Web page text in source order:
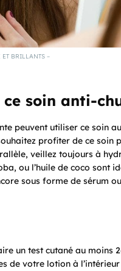
BRILLANTS –
soin anti-
peuvent utiliser ce soin
profiter de ce
veillez toujours à
ou l’huile de coco sont
sous forme de sérum
un test cutané au moins
de votre lotion à